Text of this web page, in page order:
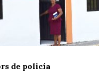
de policía